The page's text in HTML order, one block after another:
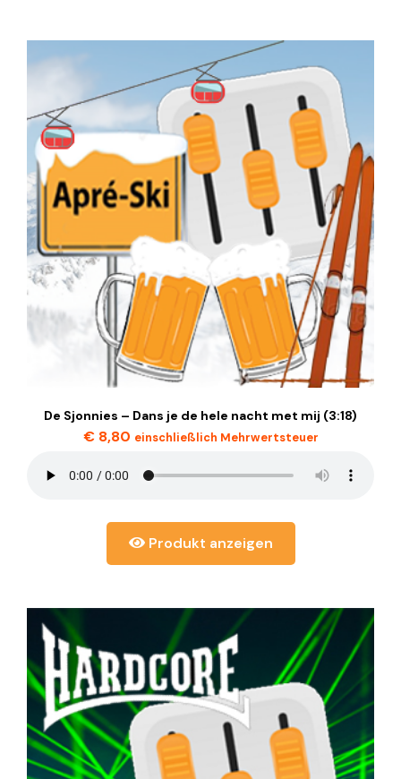
De Sjonnies – Dans je de hele nacht met mij (3:18)
€8,80 einschließlich Mehrwertsteuer
Produkt anzeigen